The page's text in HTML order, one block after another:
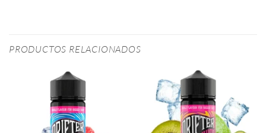
PRODUCTOS RELACIONADOS